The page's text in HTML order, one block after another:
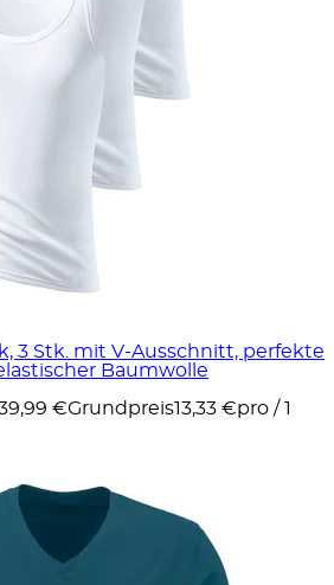
3 Stk. mit V-Ausschnitt, perfekte
Baumwolle
€Grundpreis13,33 €pro / 1